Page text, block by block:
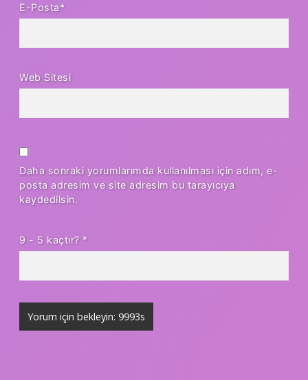
E-Posta*
Web Sitesi
Daha sonraki yorumlarımda kullanılması için adım, e-
posta adresim ve site adresim bu tarayıcıya
kaydedilsin.
9 - 5 kaçtır? *